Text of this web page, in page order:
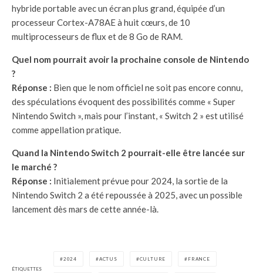
hybride portable avec un écran plus grand, équipée d’un
processeur Cortex-A78AE à huit cœurs, de 10
multiprocesseurs de flux et de 8 Go de RAM.
Quel nom pourrait avoir la prochaine console de Nintendo
?
Réponse : Bien que le nom officiel ne soit pas encore connu,
des spéculations évoquent des possibilités comme « Super
Nintendo Switch », mais pour l’instant, « Switch 2 » est utilisé
comme appellation pratique.
Quand la Nintendo Switch 2 pourrait-elle être lancée sur
le marché ?
Réponse : Initialement prévue pour 2024, la sortie de la
Nintendo Switch 2 a été repoussée à 2025, avec un possible
lancement dès mars de cette année-là.
ÉTIQUETTES
2024 ACTUS CULTURE FRANCE